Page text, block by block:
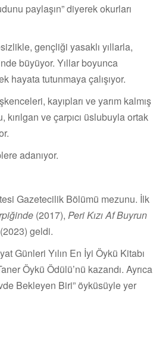
paylaşın” diyerek okurları
gençliği yasaklı yıllarla,
büyüyor. Yıllar boyunca
hayata tutunmaya çalışıyor.
kayıpları ve yarım kalmış
ve çarpıcı üslubuyla ortak
adanıyor.
Gazetecilik Bölümü mezunu. İlk
(2017), Peri Kızı Af Buyrun
(2023) geldi.
Günleri Yılın En İyi Öykü Kitabı
Öykü Ödülü’nü kazandı. Ayrıca
Bekleyen Biri” öyküsüyle yer
ÖZPETEK VE VAHİDE PERÇİN'İN